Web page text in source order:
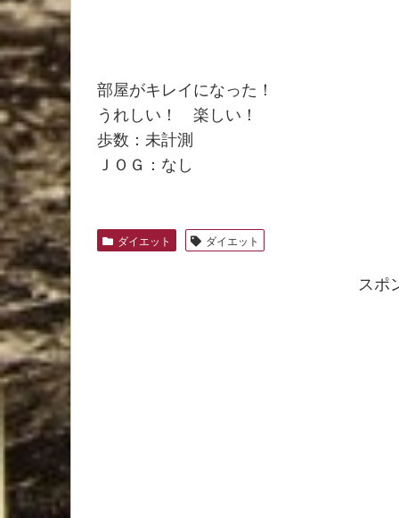
部屋がキレイになった！
うれしい！ 楽しい！
歩数：未計測
ＪＯＧ：なし
ダイエット ダイエット
スポ